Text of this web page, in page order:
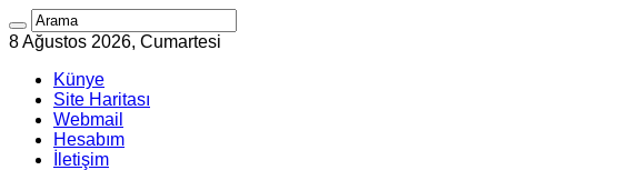
8 Ağustos 2026, Cumartesi
Künye
Site Haritası
Webmail
Hesabım
İletişim